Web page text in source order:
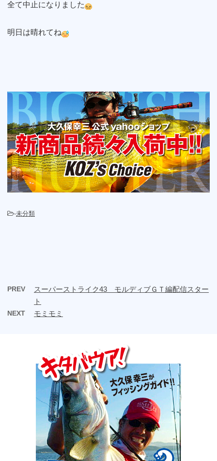
全て中止になりました
明日は晴れてね
-未分類
PREV
スーパーストライク43 モルディブＧＴ編配信スター
ト
NEXT モミモミ